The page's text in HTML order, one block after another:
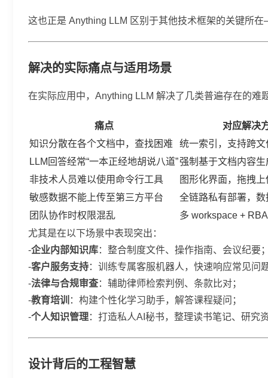
这也正是 Anything LLM 区别于其他技术框架的关键所
解决的实际痛点与适用场景
在实际应用中，Anything LLM 解决了几类普遍存在的难
痛点
对应解决
知识分散在各个文档中，查找困难
统一索引，支持跨
LLM回答经常“一本正经地胡说八道”强制基于文档内容
非技术人员难以使用命令行工具
图形化界面，拖拽
敏感数据不能上传至第三方平台
全链路私有部署，
团队协作时权限混乱
多 workspace +
尤其是在以下场景中表现突出：
-企业内部知识库：整合制度文件、操作指南、会议纪要
-客户服务支持：训练专属客服机器人，快速响应常见问
-法律与合规审查：辅助律师检索判例、条款比对；
-教育培训 ：构建个性化学习助手，解答课程疑问；
-个人知识管理：打造私人AI秘书，整理读书笔记、研究
设计背后的工程智慧